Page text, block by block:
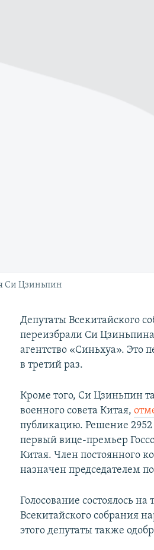
Си Цзиньпин
Депутаты Всекитайского
переизбрали Си
агентство «Синьхуа». Это
в третий раз.
Кроме того, Си Цзиньпин
военного совета Китая,
публикацию. Решение 2952
первый вице-премьер
Китая. Член постоянного
назначен председателем
Голосование состоялось
Всекитайского собрания
этого депутаты также